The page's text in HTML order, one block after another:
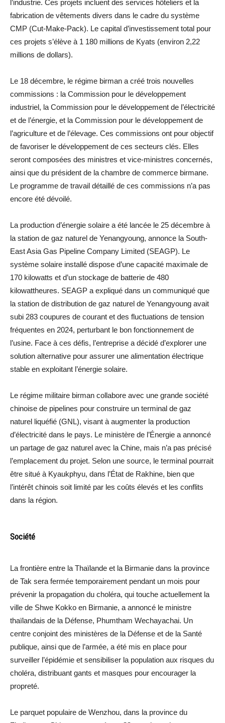
l’industrie. Ces projets incluent des services hôteliers et la
fabrication de vêtements divers dans le cadre du système
CMP (Cut-Make-Pack). Le capital d’investissement total pour
ces projets s’élève à 1 180 millions de Kyats (environ 2,22
millions de dollars).
Le 18 décembre, le régime birman a créé trois nouvelles
commissions : la Commission pour le développement
industriel, la Commission pour le développement de l’électricité
et de l’énergie, et la Commission pour le développement de
l’agriculture et de l’élevage. Ces commissions ont pour objectif
de favoriser le développement de ces secteurs clés. Elles
seront composées des ministres et vice-ministres concernés,
ainsi que du président de la chambre de commerce birmane.
Le programme de travail détaillé de ces commissions n’a pas
encore été dévoilé.
La production d’énergie solaire a été lancée le 25 décembre à
la station de gaz naturel de Yenangyoung, annonce la South-
East Asia Gas Pipeline Company Limited (SEAGP). Le
système solaire installé dispose d’une capacité maximale de
170 kilowatts et d’un stockage de batterie de 480
kilowattheures. SEAGP a expliqué dans un communiqué que
la station de distribution de gaz naturel de Yenangyoung avait
subi 283 coupures de courant et des fluctuations de tension
fréquentes en 2024, perturbant le bon fonctionnement de
l’usine. Face à ces défis, l’entreprise a décidé d’explorer une
solution alternative pour assurer une alimentation électrique
stable en exploitant l’énergie solaire.
Le régime militaire birman collabore avec une grande société
chinoise de pipelines pour construire un terminal de gaz
naturel liquéfié (GNL), visant à augmenter la production
d’électricité dans le pays. Le ministère de l’Énergie a annoncé
un partage de gaz naturel avec la Chine, mais n’a pas précisé
l’emplacement du projet. Selon une source, le terminal pourrait
être situé à Kyaukphyu, dans l’État de Rakhine, bien que
l’intérêt chinois soit limité par les coûts élevés et les conflits
dans la région.
Société
La frontière entre la Thaïlande et la Birmanie dans la province
de Tak sera fermée temporairement pendant un mois pour
prévenir la propagation du choléra, qui touche actuellement la
ville de Shwe Kokko en Birmanie, a annoncé le ministre
thaïlandais de la Défense, Phumtham Wechayachai. Un
centre conjoint des ministères de la Défense et de la Santé
publique, ainsi que de l’armée, a été mis en place pour
surveiller l’épidémie et sensibiliser la population aux risques du
choléra, distribuant gants et masques pour encourager la
propreté.
Le parquet populaire de Wenzhou, dans la province du